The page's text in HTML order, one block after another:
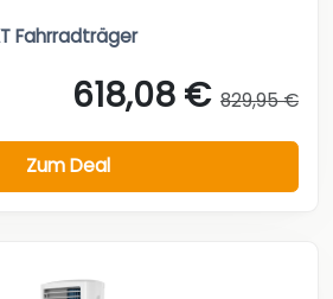
Fahrradträger
618,08 € 829,95 €
Zum Deal